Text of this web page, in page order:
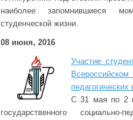
наиболее запомнившиеся
студенческой жизни.
08 июня, 2016
Участие
педагогических
С 31 мая по 2
государственного социально-